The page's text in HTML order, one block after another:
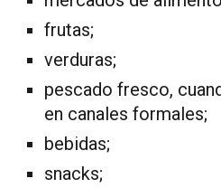
frutas;
verduras;
pescado fresco,
en canales formales;
bebidas;
snacks;